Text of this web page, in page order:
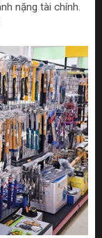
nặng tài chính.